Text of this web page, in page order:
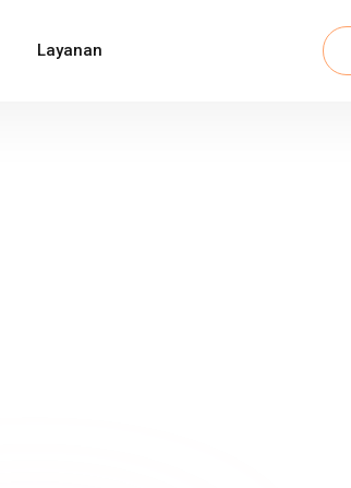
Layanan